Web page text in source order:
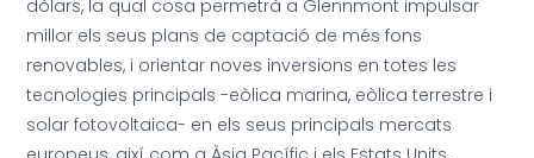
dòlars, la qual cosa permetrà a Glennmont impulsar
millor els seus plans de captació de més fons
renovables, i orientar noves inversions en totes les
tecnologies principals -eòlica marina, eòlica terrestre i
solar fotovoltaica- en els seus principals mercats